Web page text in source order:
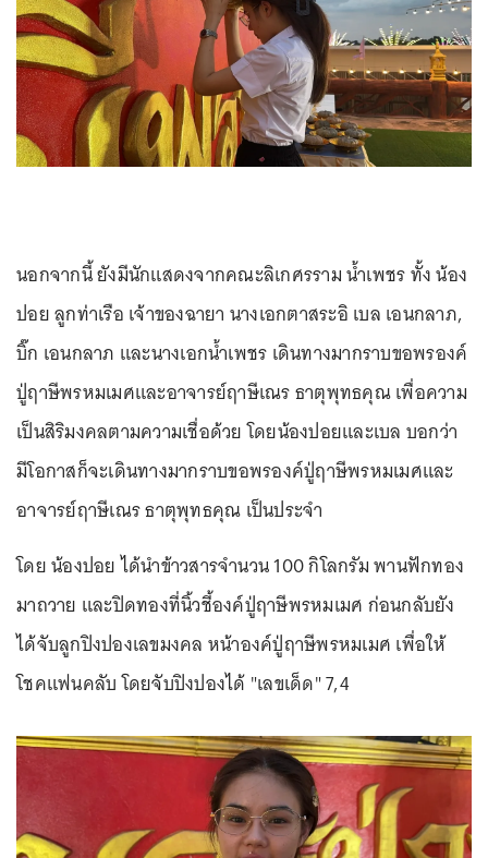
นอกจากนี้ ยังมีนักแสดงจากคณะลิเกศรราม น้ำเพชร ทั้ง น้อง
ปอย ลูกท่าเรือ เจ้าของฉายา นางเอกตาสระอิ เบล เอนกลาภ,
บิ๊ก เอนกลาภ และนางเอกน้ำเพชร เดินทางมากราบขอพรองค์
ปู่ฤาษีพรหมเมศและอาจารย์ฤาษีเณร ธาตุพุทธคุณ เพื่อความ
เป็นสิริมงคลตามความเชื่อด้วย โดยน้องปอยและเบล บอกว่า
มีโอกาสก็จะเดินทางมากราบขอพรองค์ปู่ฤาษีพรหมเมศและ
อาจารย์ฤาษีเณร ธาตุพุทธคุณ เป็นประจำ
โดย น้องปอย ได้นำข้าวสารจำนวน 100 กิโลกรัม พานฟักทอง
มาถวาย และปิดทองที่นิ้วชี้องค์ปู่ฤาษีพรหมเมศ ก่อนกลับยัง
ได้จับลูกปิงปองเลขมงคล หน้าองค์ปู่ฤาษีพรหมเมศ เพื่อให้
โชคแฟนคลับ โดยจับปิงปองได้ "เลขเด็ด" 7,4